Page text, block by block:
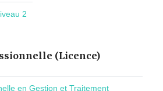
2
(Licence)
en Gestion et Traitement